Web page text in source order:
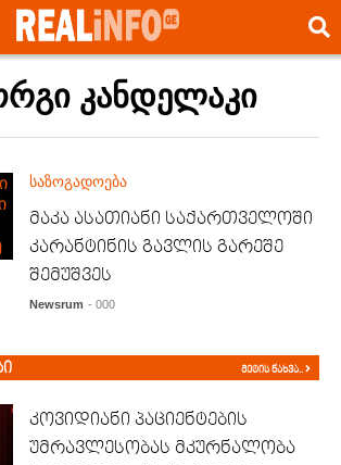
კანდელაკი
საზოგადოება
მაკა ასათიანი საქართველოში
კარანტინის გავლის გარეშე
შემუშვეს
Newsrum - 000
მეტის ნახვა..
კოვიდიანი პაციენტების
უმრავლესობას მკურნალობა